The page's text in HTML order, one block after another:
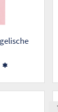
*